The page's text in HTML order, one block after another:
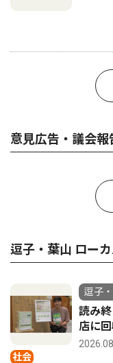
意見広告・議会報
逗子・葉山 ロー
社会
逗子
読み
店に